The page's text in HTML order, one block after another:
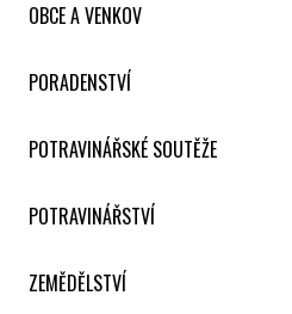
OBCE A VENKOV
PORADENSTVÍ
POTRAVINÁŘSKÉ SOUTĚŽE
POTRAVINÁŘSTVÍ
ZEMĚDĚLSTVÍ